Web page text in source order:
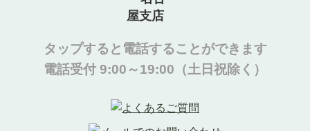
屋支店
タップすると電話することができます
電話受付 9:00～19:00（土日祝除く）